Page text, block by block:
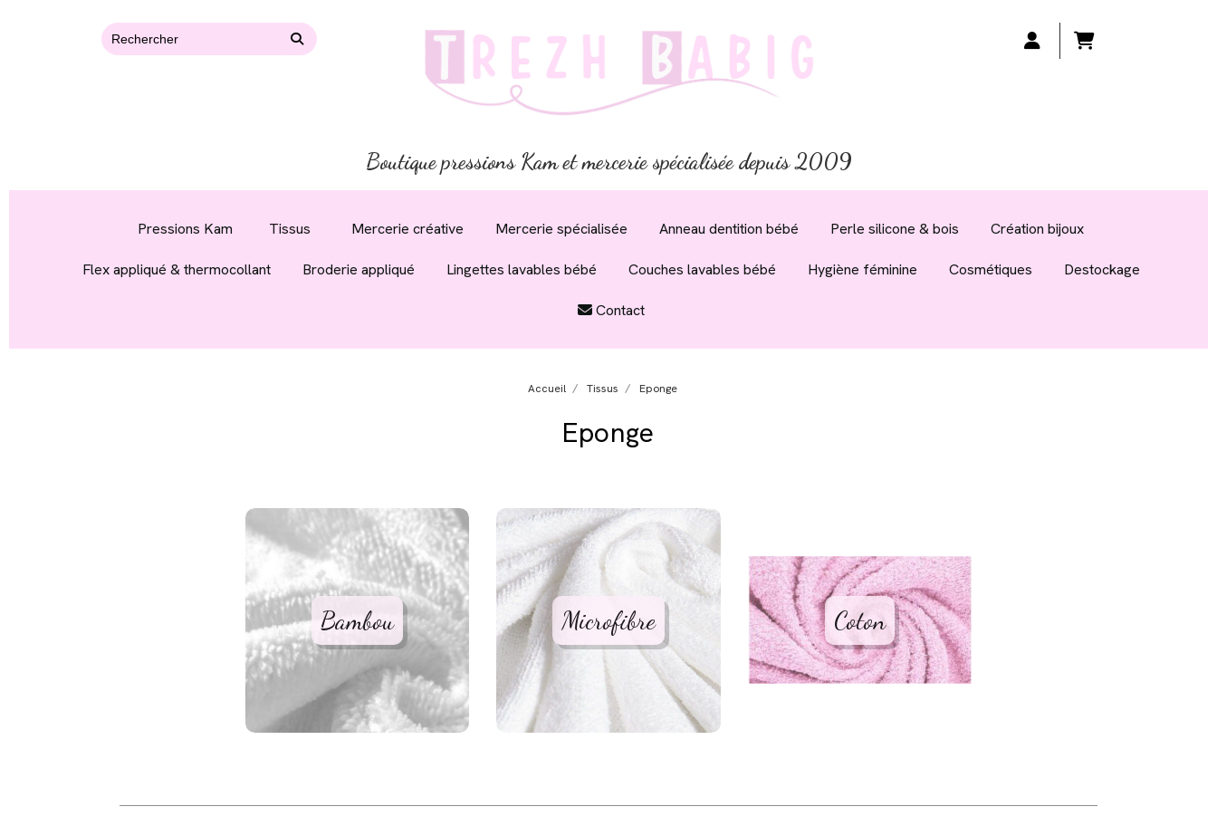
Boutique pressions Kam et mercerie spécialisée depuis 2009
Pressions Kam Tissus Mercerie créative Mercerie spécialisée Anneau dentition bébé Perle silicone & bois Création bijoux
Flex appliqué & thermocollant Broderie appliqué Lingettes lavables bébé Couches lavables bébé Hygiène féminine Cosmétiques Destockage
Contact
Accueil Tissus Eponge
Eponge
Bambou Microfibre Coton